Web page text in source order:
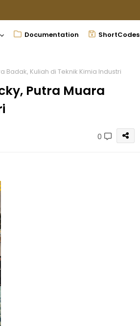
Documentation ShortCodes
Badak, Kuliah di Teknik Kimia Industri
Putra Muara
0